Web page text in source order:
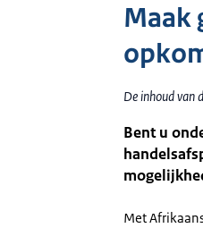
Maak
De inhoud van
Bent u
Met